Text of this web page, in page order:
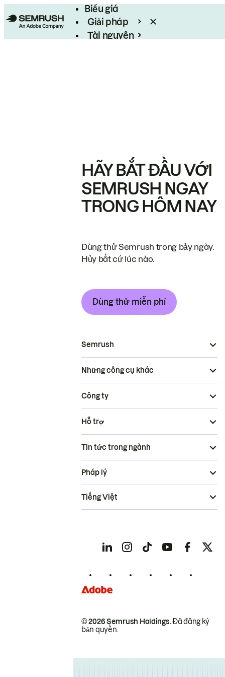
Biểu giá
Giải pháp
Tài nguyên
HÃY BẮT ĐẦU VỚI
SEMRUSH NGAY
TRONG HÔM NAY
Dùng thử Semrush trong bảy ngày.
Hủy bất cứ lúc nào.
Dùng thử miễn phí
Semrush
Những công cụ khác
Công ty
Hỗ trợ
Tin tức trong ngành
© 2026 Semrush Holdings.Đã đăng ký
bản quyền.
Pháp lý
Tiếng Việt